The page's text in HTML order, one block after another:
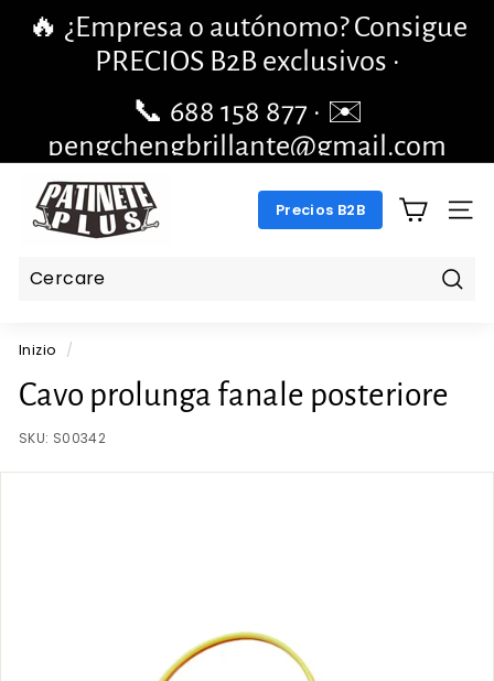
direttamente
mettere
in
le
diapositive
🔥 ¿Empresa o autónomo? Consigue
PRECIOS B2B exclusivos ·
📞 688 158 877 · ✉️
pengchengbrillante@gmail.com
A
T
E
L
U
Precios B2B
Inizio /
Cavo prolunga fanale posteriore
SKU: S00342